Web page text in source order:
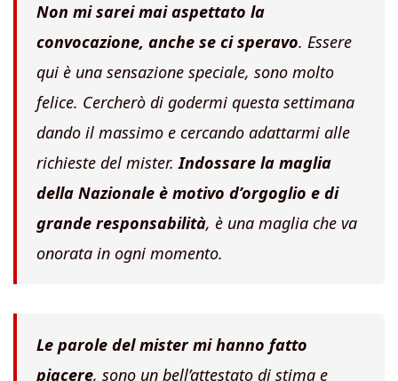
Non mi sarei mai aspettato la
convocazione, anche se ci speravo. Essere
qui è una sensazione speciale, sono molto
felice. Cercherò di godermi questa settimana
dando il massimo e cercando adattarmi alle
richieste del mister.Indossare la maglia
della Nazionale è motivo d’orgoglio e di
grande responsabilità, è una maglia che va
onorata in ogni momento.
Le parole del mister mi hanno fatto
piacere, sono un bell’attestato di stima e